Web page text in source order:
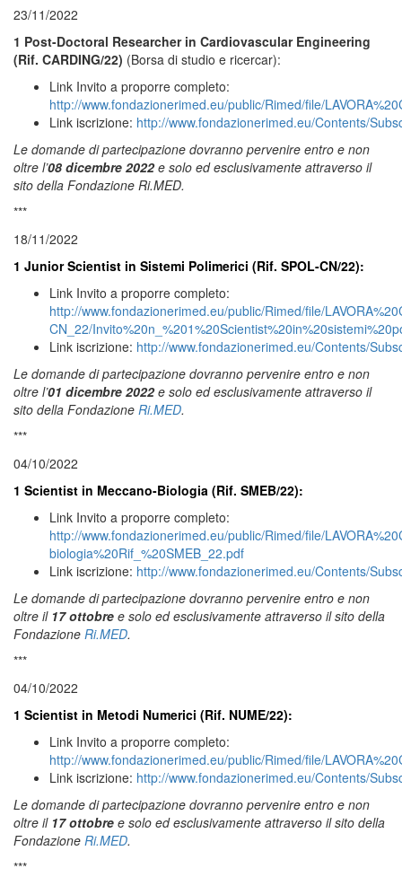
23/11/2022
1 Post-Doctoral Researcher in Cardiovascular Engineering
(Rif. CARDING/22) (Borsa di studio e ricercar):
Link Invito a proporre completo:
http://www.fondazionerimed.eu/public/Rimed/file/
Link iscrizione: http://www.fondazionerimed.eu/Contents/
Le domande di partecipazione dovranno pervenire entro e non
oltre l’08 dicembre 2022e solo ed esclusivamente attraverso il
sito della Fondazione Ri.MED.
***
18/11/2022
1 Junior Scientist in Sistemi Polimerici (Rif. SPOL-CN/22):
Link Invito a proporre completo:
http://www.fondazionerimed.eu/public/Rimed/file/
CN_22/
Link iscrizione: http://www.fondazionerimed.eu/Contents/
Le domande di partecipazione dovranno pervenire entro e non
oltre l’01 dicembre 2022e solo ed esclusivamente attraverso il
sito della Fondazione Ri.MED.
***
04/10/2022
1 Scientist in Meccano-Biologia (Rif. SMEB/22):
Link Invito a proporre completo:
http://www.fondazionerimed.eu/public/Rimed/file/
biologia%20Rif_%20SMEB_22.pdf
Link iscrizione: http://www.fondazionerimed.eu/Contents/
Le domande di partecipazione dovranno pervenire entro e non
oltre il 17 ottobre e solo ed esclusivamente attraverso il sito della
Fondazione Ri.MED.
***
04/10/2022
1 Scientist in Metodi Numerici (Rif. NUME/22):
Link Invito a proporre completo:
http://www.fondazionerimed.eu/public/Rimed/file/
Link iscrizione: http://www.fondazionerimed.eu/Contents/
Le domande di partecipazione dovranno pervenire entro e non
oltre il 17 ottobre e solo ed esclusivamente attraverso il sito della
Fondazione Ri.MED.
***